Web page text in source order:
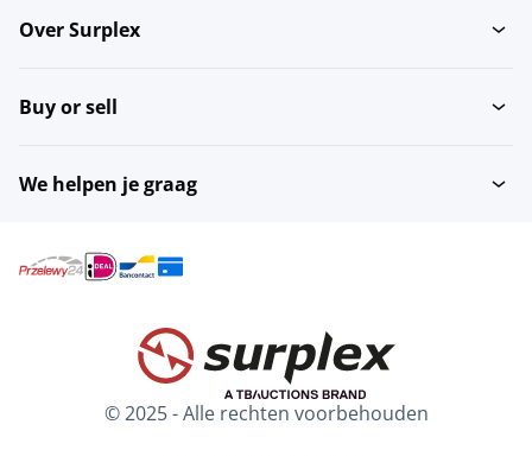
Over Surplex
Buy or sell
We helpen je graag
© 2025 - Alle rechten voorbehouden